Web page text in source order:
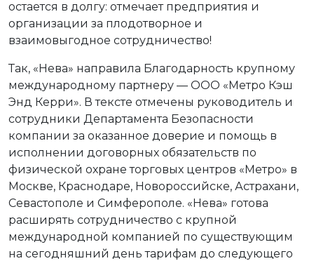
остается в долгу: отмечает предприятия и
организации за плодотворное и
взаимовыгодное сотрудничество!
Так, «Нева» направила Благодарность крупному
международному партнеру — ООО «Метро Кэш
Энд Керри». В тексте отмечены руководитель и
сотрудники Департамента Безопасности
компании за оказанное доверие и помощь в
исполнении договорных обязательств по
физической охране торговых центров «Метро» в
Москве, Краснодаре, Новороссийске, Астрахани,
Севастополе и Симферополе. «Нева» готова
расширять сотрудничество с крупной
международной компанией по существующим
на сегодняшний день тарифам до следующего